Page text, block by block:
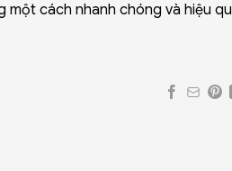
cách nhanh chóng và hiệu